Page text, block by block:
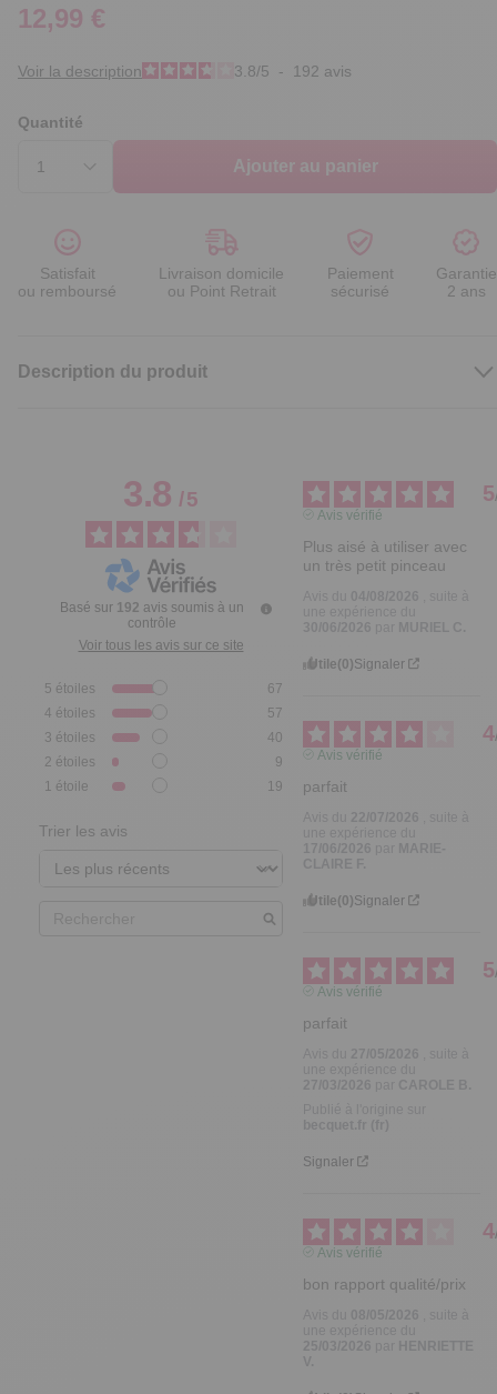
12,99 €
Voir la description 3.8/5 - 192 avis
Quantité
Ajouter au panier
Satisfait
ou remboursé
Livraison domicile
ou Point Retrait
Paiement
sécurisé
Garantie
2 ans
Description du produit
3.8/5
Basé sur 192 avis soumis à un
contrôle
Voir tous les avis sur ce site
5 étoiles
67
4 étoiles
57
3 étoiles
40
2 étoiles
9
1 étoile 19
Trier les avis
5
Avis vérifié
Plus aisé à utiliser avec
un très petit pinceau
Utile(0)Signaler
4
Avis vérifié
parfait
22/07/2026
, suite à
17/06/2026
par
MARIE-
Utile(0)Signaler
5
Avis vérifié
parfait
becquet.fr (fr)
Signaler
4
Avis vérifié
bon rapport qualité/prix
08/05/2026
HENRIETTE